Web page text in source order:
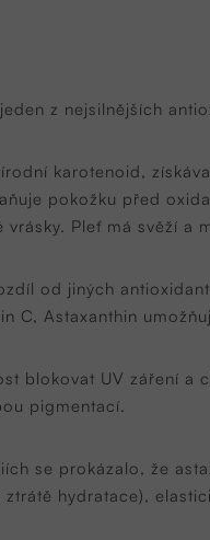
z nejsilnějších
karotenoid,
pokožku před
vrásky. Pleť má svěží a
od jiných
C, Astaxanthin
blokovat UV záření a
pigmentací.
se prokázalo, že
hydratace),